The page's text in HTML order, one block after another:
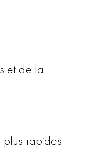
et de la
plus rapides